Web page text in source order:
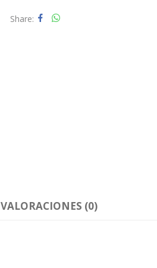
Share
VALORACIONES (0)